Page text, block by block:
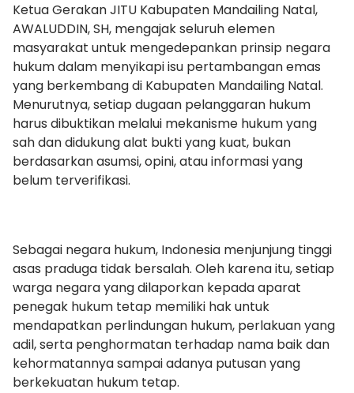
Ketua Gerakan JITU Kabupaten Mandailing Natal,
AWALUDDIN, SH, mengajak seluruh elemen
masyarakat untuk mengedepankan prinsip negara
hukum dalam menyikapi isu pertambangan emas
yang berkembang di Kabupaten Mandailing Natal.
Menurutnya, setiap dugaan pelanggaran hukum
harus dibuktikan melalui mekanisme hukum yang
sah dan didukung alat bukti yang kuat, bukan
berdasarkan asumsi, opini, atau informasi yang
belum terverifikasi.
Sebagai negara hukum, Indonesia menjunjung tinggi
asas praduga tidak bersalah. Oleh karena itu, setiap
warga negara yang dilaporkan kepada aparat
penegak hukum tetap memiliki hak untuk
mendapatkan perlindungan hukum, perlakuan yang
adil, serta penghormatan terhadap nama baik dan
kehormatannya sampai adanya putusan yang
berkekuatan hukum tetap.